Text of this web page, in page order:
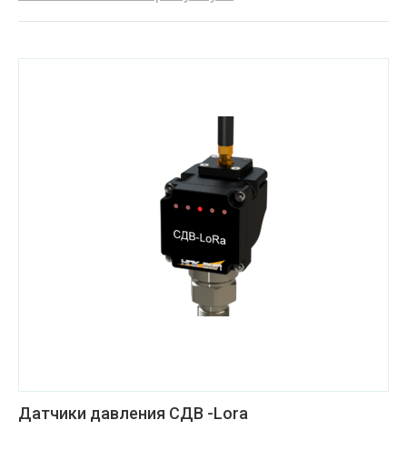
Датчики давления СДВ -Lora